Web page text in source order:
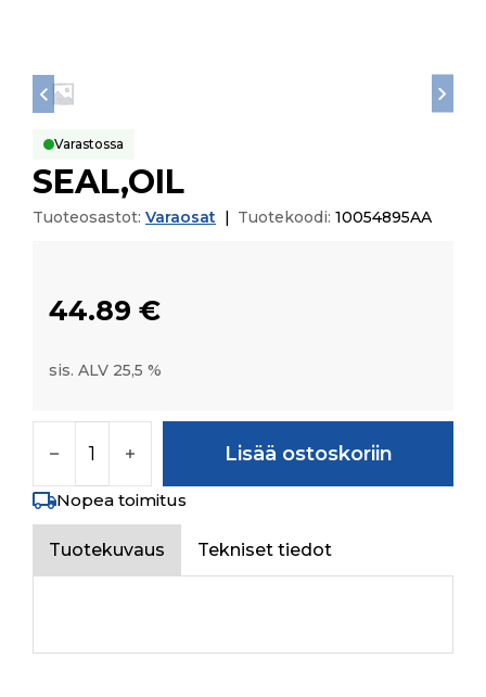
Varastossa
SEAL,OIL
Tuoteosastot: Varaosat Tuotekoodi: 10054895AA
44.89 €
sis. ALV 25,5 %
Lisää ostoskoriin
Nopea toimitus
Tuotekuvaus Tekniset tiedot